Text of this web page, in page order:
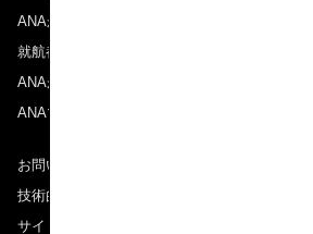
ANAからのお知らせ
就航都市
ANAがお約束する体験
ANAマイレージクラブ
お問い合わせ
技術的なお問い合わせ（推奨環境）
サイトマップ